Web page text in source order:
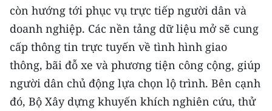
còn hướng tới phục vụ trực tiếp người dân và
doanh nghiệp. Các nền tảng dữ liệu mở sẽ cung
cấp thông tin trực tuyến về tình hình giao
thông, bãi đỗ xe và phương tiện công cộng, giúp
người dân chủ động lựa chọn lộ trình. Bên cạnh
đó, Bộ Xây dựng khuyến khích nghiên cứu, thử